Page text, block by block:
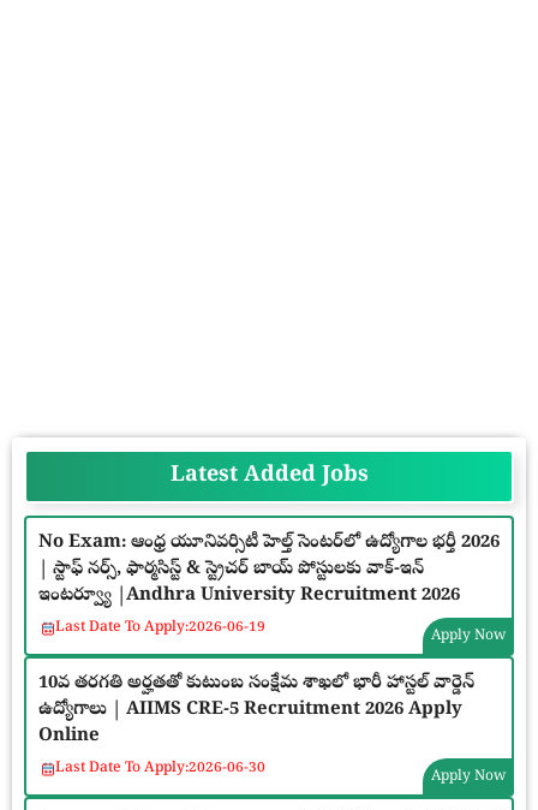
Latest Added Jobs
No Exam: ఆంధ్ర యూనివర్సిటీ హెల్త్ సెంటర్‌లో ఉద్యోగాల భర్తీ 2026
| స్టాఫ్ నర్స్, ఫార్మసిస్ట్ & స్ట్రెచర్ బాయ్ పోస్టులకు వాక్-ఇన్
ఇంటర్వ్యూ |Andhra University Recruitment 2026
Last Date To Apply:2026-06-19 Apply Now
10వ తరగతి అర్హతతో కుటుంబ సంక్షేమ శాఖలో భారీ హాస్టల్ వార్డెన్
ఉద్యోగాలు | AIIMS CRE-5 Recruitment 2026 Apply
Online
Last Date To Apply:2026-06-30 Apply Now